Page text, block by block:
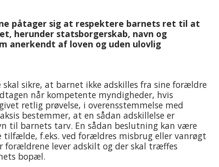
påtager sig at respektere barnets ret til at
herunder statsborgerskab, navn og
anerkendt af loven og uden ulovlig
skal sikre, at barnet ikke adskilles fra sine forældre
når kompetente myndigheder, hvis
retlig prøvelse, i overensstemmelse med
bestemmer, at en sådan adskillelse er
til barnets tarv. En sådan beslutning kan være
tilfælde, f.eks. ved forældres misbrug eller vanrøgt
forældrene lever adskilt og der skal træffes
bopæl.